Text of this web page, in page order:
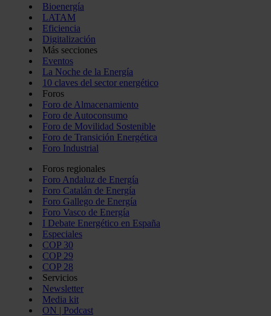
Bioenergía
LATAM
Eficiencia
Digitalización
Más secciones
Eventos
La Noche de la Energía
10 claves del sector energético
Foros
Foro de Almacenamiento
Foro de Autoconsumo
Foro de Movilidad Sostenible
Foro de Transición Energética
Foro Industrial
Foros regionales
Foro Andaluz de Energía
Foro Catalán de Energía
Foro Gallego de Energía
Foro Vasco de Energía
I Debate Energético en España
Especiales
COP 30
COP 29
COP 28
Servicios
Newsletter
Media kit
ON | Podcast